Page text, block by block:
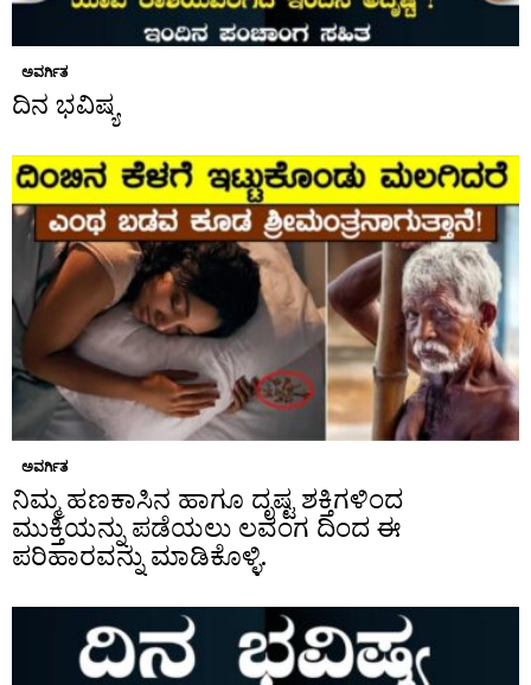
ಅವರ್ಗಿತ
ದಿನ ಭವಿಷ್ಯ
ಅವರ್ಗಿತ
ನಿಮ್ಮ ಹಣಕಾಸಿನ ಹಾಗೂ ದೃಷ್ಟ ಶಕ್ತಿಗಳಿಂದ
ಮುಕ್ತಿಯನ್ನು ಪಡೆಯಲು ಲವಂಗ ದಿಂದ ಈ
ಪರಿಹಾರವನ್ನು ಮಾಡಿಕೊಳ್ಳಿ.